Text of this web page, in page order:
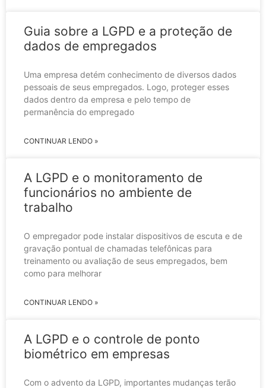
Guia sobre a LGPD e a proteção de
dados de empregados
Uma empresa detém conhecimento de diversos dados
pessoais de seus empregados. Logo, proteger esses
dados dentro da empresa e pelo tempo de
permanência do empregado
CONTINUAR LENDO »
A LGPD e o monitoramento de
funcionários no ambiente de
trabalho
O empregador pode instalar dispositivos de escuta e de
gravação pontual de chamadas telefônicas para
treinamento ou avaliação de seus empregados, bem
como para melhorar
CONTINUAR LENDO »
A LGPD e o controle de ponto
biométrico em empresas
Com o advento da LGPD, importantes mudanças terão